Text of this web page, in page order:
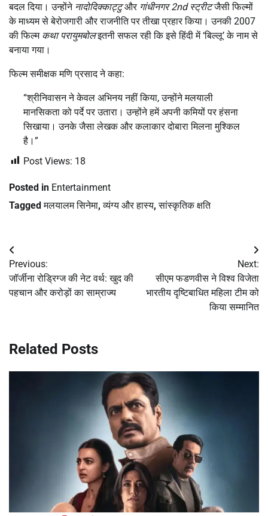
बदल दिया। उन्होंने नादोदिक्काट्टुऔर गांधीनगर 2nd स्ट्रीटजैसी फिल्मों
के माध्यम से बेरोजगारी और राजनीति पर तीखा प्रहार किया। उनकी 2007
की फिल्म कथा परायुमबोलइतनी सफल रही कि इसे हिंदी में ‘बिल्लू’ के नाम से
बनाया गया।
फिल्म समीक्षक मणि प्रसाद ने कहा:
“श्रीनिवासन ने केवल अभिनय नहीं किया, उन्होंने मलयाली
मानसिकता को पर्दे पर उतारा। उन्होंने हमें अपनी कमियों पर हंसना
सिखाया। उनके जैसा लेखक और कलाकार दोबारा मिलना मुश्किल
है।”
Post Views: 18
Posted in Entertainment
Taggedमलयालम सिनेमा,व्यंग्य और हास्य,सांस्कृतिक क्षति
Post
navigation
Previous:
जॉर्जीना रोड्रिग्ज की नेट वर्थ: खुद की
पहचान और करोड़ों का साम्राज्य
Next:
सीएम फडणवीस ने विश्व विजेता
भारतीय दृष्टिबाधित महिला टीम को
किया सम्मानित
Related Posts